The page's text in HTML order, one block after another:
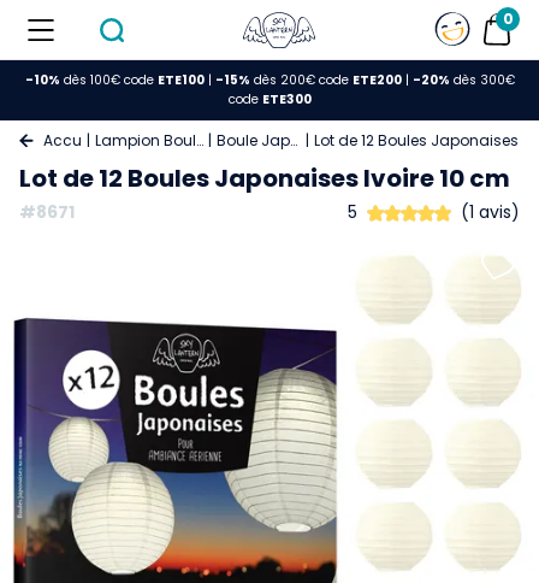
0
-10% dès 100€ code ETE100| -15% dès 200€ code ETE200| -20% dès 300€
code ETE300
Accueil Lampion Boule Papier Boule Japonaise Lot de 12 Boules Japonaises
Lot de 12 Boules Japonaises Ivoire 10 cm
#8671 5 (1 avis)